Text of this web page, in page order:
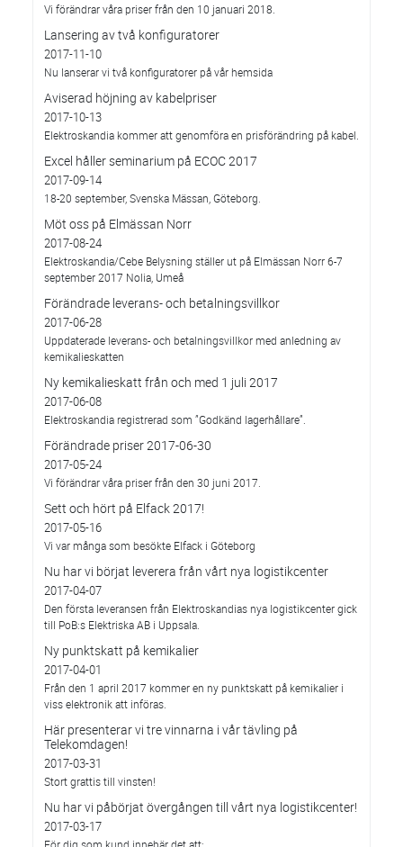
Vi förändrar våra priser från den 10 januari 2018.
Lansering av två konfiguratorer
2017-11-10
Nu lanserar vi två konfiguratorer på vår hemsida
Aviserad höjning av kabelpriser
2017-10-13
Elektroskandia kommer att genomföra en prisförändring på kabel.
Excel håller seminarium på ECOC 2017
2017-09-14
18-20 september, Svenska Mässan, Göteborg.
Möt oss på Elmässan Norr
2017-08-24
Elektroskandia/Cebe Belysning ställer ut på Elmässan Norr 6-7
september 2017 Nolia, Umeå
Förändrade leverans- och betalningsvillkor
2017-06-28
Uppdaterade leverans- och betalningsvillkor med anledning av
kemikalieskatten
Ny kemikalieskatt från och med 1 juli 2017
2017-06-08
Elektroskandia registrerad som ”Godkänd lagerhållare”.
Förändrade priser 2017-06-30
2017-05-24
Vi förändrar våra priser från den 30 juni 2017.
Sett och hört på Elfack 2017!
2017-05-16
Vi var många som besökte Elfack i Göteborg
Nu har vi börjat leverera från vårt nya logistikcenter
2017-04-07
Den första leveransen från Elektroskandias nya logistikcenter gick
till PoB:s Elektriska AB i Uppsala.
Ny punktskatt på kemikalier
2017-04-01
Från den 1 april 2017 kommer en ny punktskatt på kemikalier i
viss elektronik att införas.
Här presenterar vi tre vinnarna i vår tävling på
Telekomdagen!
2017-03-31
Stort grattis till vinsten!
Nu har vi påbörjat övergången till vårt nya logistikcenter!
2017-03-17
För dig som kund innebär det att: